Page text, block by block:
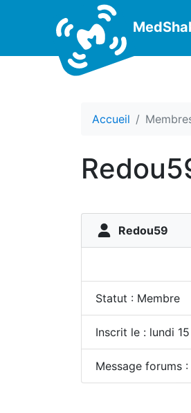
Accueil
Redou59
Statut : Membre
Inscrit le : lundi
Message forums :